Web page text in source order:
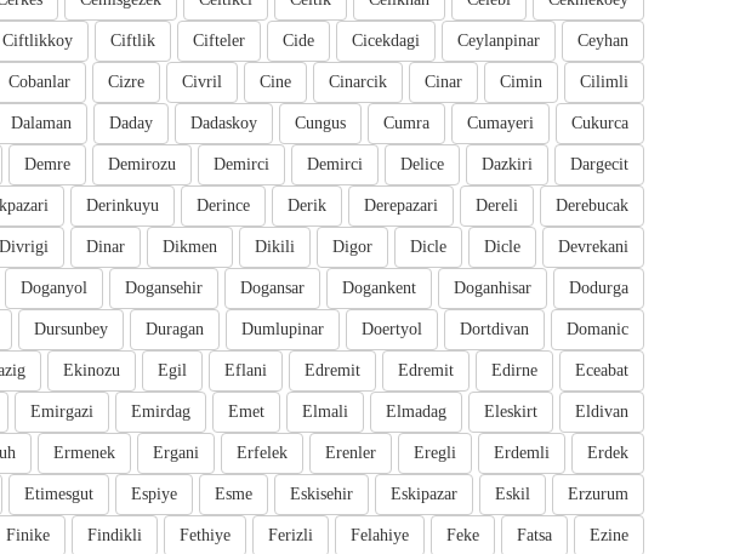
Ceyhan
Ceylanpinar
Cicekdagi
Cide
Cifteler
Ciftlik
Ciftlikkoy
Cilimli
Cimin
Cinar
Cinarcik
Cine
Civril
Cizre
Cobanlar
Cukurca
Cumayeri
Cumra
Cungus
Dadaskoy
Daday
Dalaman
Dargecit
Dazkiri
Delice
Demirci
Demirci
Demirozu
Demre
Derebucak
Dereli
Derepazari
Derik
Derince
Derinkuyu
Devrekani
Dicle
Dicle
Digor
Dikili
Dikmen
Dinar
Divrigi
Dodurga
Doganhisar
Dogankent
Dogansar
Dogansehir
Doganyol
Domanic
Dortdivan
Doertyol
Dumlupinar
Duragan
Dursunbey
Eceabat
Edirne
Edremit
Edremit
Eflani
Egil
Ekinozu
Eldivan
Eleskirt
Elmadag
Elmali
Emet
Emirdag
Emirgazi
Erdek
Erdemli
Eregli
Erenler
Erfelek
Ergani
Ermenek
Erzurum
Eskil
Eskipazar
Eskisehir
Esme
Espiye
Etimesgut
Ezine
Fatsa
Feke
Felahiye
Ferizli
Fethiye
Findikli
Finike